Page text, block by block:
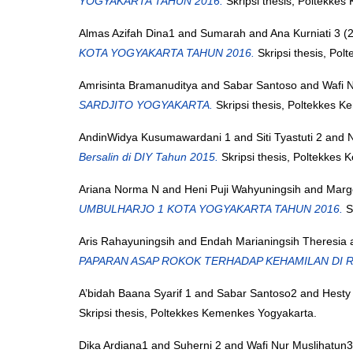
Almas Azifah Dina1 and Sumarah and Ana Kurniati 3
KOTA YOGYAKARTA TAHUN 2016. Skripsi thesis,
Amrisinta Bramanuditya and Sabar Santoso and Wafi
SARDJITO YOGYAKARTA. Skripsi thesis, Poltekkes
AndinWidya Kusumawardani 1 and Siti Tyastuti 2 and
Bersalin di DIY Tahun 2015. Skripsi thesis, Poltekkes
Ariana Norma N and Heni Puji Wahyuningsih and
UMBULHARJO 1 KOTA YOGYAKARTA TAHUN 2016.
Aris Rahayuningsih and Endah Marianingsih Theresia
PAPARAN ASAP ROKOK TERHADAP KEHAMILAN DI
A’bidah Baana Syarif 1 and Sabar Santoso2 and
Skripsi thesis, Poltekkes Kemenkes Yogyakarta.
Dika Ardiana1 and Suherni 2 and Wafi Nur Muslihatun3